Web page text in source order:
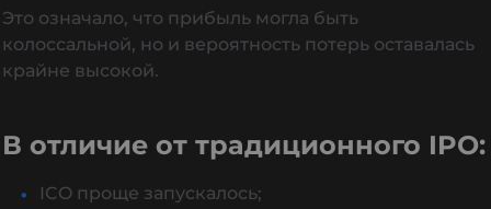
Это означало, что прибыль могла быть
колоссальной, но и вероятность потерь оставалась
крайне высокой.
В отличие от традиционного IPO:
ICO проще запускалось;